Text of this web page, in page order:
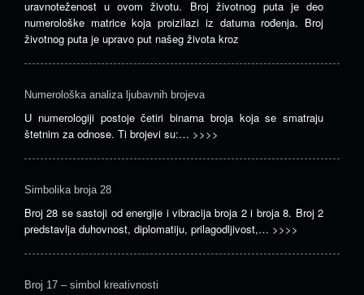
uravnoteženost u ovom životu. Broj životnog puta je deo
numerološke matrice koja proizilazi iz datuma rođenja. Broj
životnog puta je upravo put našeg života kroz
Numerološka analiza ljubavnih brojeva
U numerologiji postoje četiri binarna broja koja se smatraju
štetnim za odnose. Ti brojevi su:… >>>>
Simbolika broja 28
Broj 28 se sastoji od energije i vibracija broja 2 i broja 8. Broj 2
predstavlja duhovnost, diplomatiju, prilagodljivost,… >>>>
Broj 17 – simbol kreativnosti